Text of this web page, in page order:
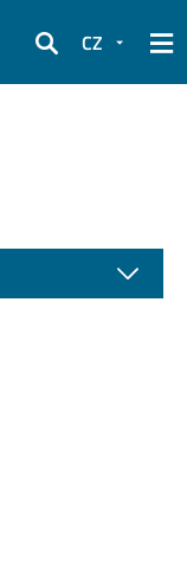
Hledat
CZ